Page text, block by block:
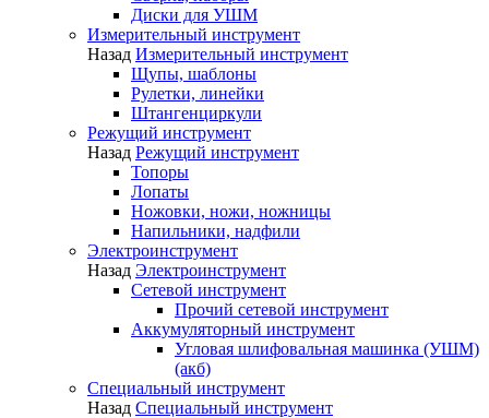
Диски для УШМ
Измерительный инструмент
Назад Измерительный инструмент
Щупы, шаблоны
Рулетки, линейки
Штангенциркули
Режущий инструмент
Назад Режущий инструмент
Топоры
Лопаты
Ножовки, ножи, ножницы
Напильники, надфили
Электроинструмент
Назад Электроинструмент
Сетевой инструмент
Прочий сетевой инструмент
Аккумуляторный инструмент
Угловая шлифовальная машинка (УШМ)
(акб)
Специальный инструмент
Назад Специальный инструмент